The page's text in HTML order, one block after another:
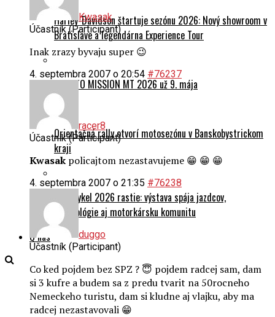
Harley-Davidson štartuje sezónu 2026: Nový showroom v
Bratislave a legendárna Experience Tour
CFMOTO MISSION MT 2026 už 9. mája
Orientačná rally otvorí motosezónu v Banskobystrickom
kraji
Motocykel 2026 rastie: výstava spája jazdcov,
technológie aj motorkársku komunitu
O nás
Kwasak
Účastník (Participant)
Inak zrazy byvaju super 😉
4. septembra 2007 o 20:54 #76237
racer8
Účastník (Participant)
Kwasak policajtom nezastavujeme 😁 😁 😁
4. septembra 2007 o 21:35 #76238
duggo
Účastník (Participant)
Co ked pojdem bez SPZ ? 😇 pojdem radcej sam, dam
si 3 kufre a budem sa z predu tvarit na 50rocneho
Nemeckeho turistu, dam si kludne aj vlajku, aby ma
radcej nezastavovali 😁